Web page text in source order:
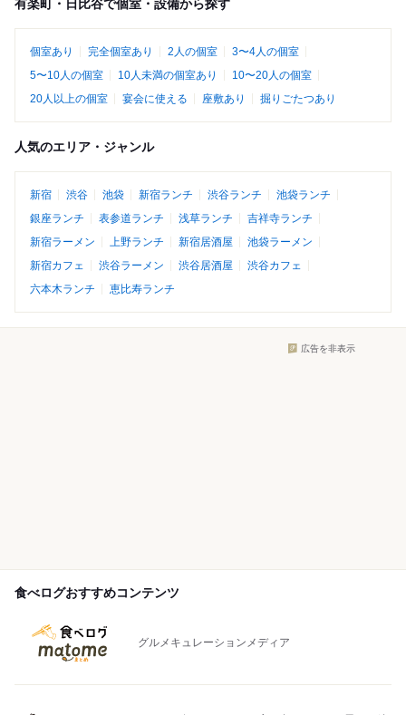
有楽町・日比谷で個室・設備から探す
個室あり 完全個室あり 2人の個室
3〜4人の個室
5〜10人の個室
10人未満の個室あり
10〜20人の個室
20人以上の個室
宴会に使える 座敷あり 掘りごたつあり
人気のエリア・ジャンル
新宿 渋谷 池袋 新宿ランチ 渋谷ランチ
池袋ランチ
銀座ランチ
表参道ランチ 浅草ランチ
吉祥寺ランチ
新宿ラーメン
上野ランチ 新宿居酒屋
池袋ラーメン
新宿カフェ
渋谷ラーメン 渋谷居酒屋
渋谷カフェ
六本木ランチ
恵比寿ランチ
広告を非表示
食べログおすすめコンテンツ
グルメキュレーションメディア